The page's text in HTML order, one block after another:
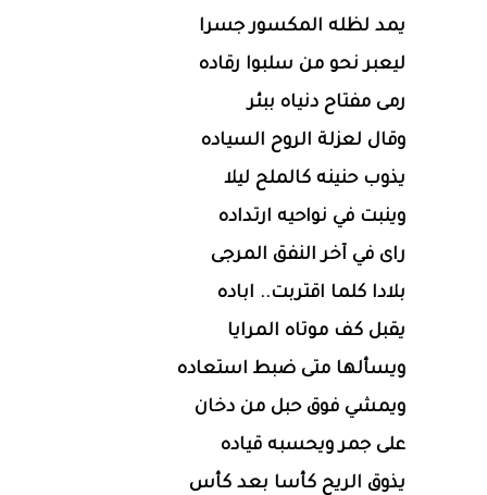
يمد لظله المكسور جسرا
ليعبر نحو من سلبوا رقاده
رمى مفتاح دنياه ببئر
وقال لعزلة الروح السياده
يذوب حنينه كالملح ليلا
وينبت في نواحيه ارتداده
راى في آخر النفق المرجى
بلادا كلما اقتربت.. اباده
يقبل كف موتاه المرايا
ويسألها متى ضبط استعاده
ويمشي فوق حبل من دخان
على جمر ويحسبه قياده
يذوق الريح كأسا بعد كأس